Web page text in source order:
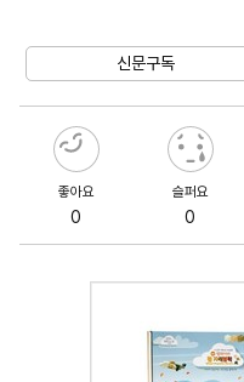
신문구독
좋아요
0
슬퍼요
0